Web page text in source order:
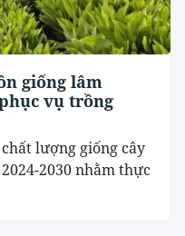
giống lâm
vụ trồng
lượng giống cây
2030 nhằm thực